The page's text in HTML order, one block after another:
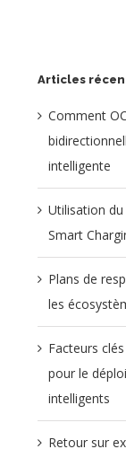
Articles
Comment
intelligente
Utilisation
Smart
Plans de
les
Facteurs
pour le
intelligents
Retour sur